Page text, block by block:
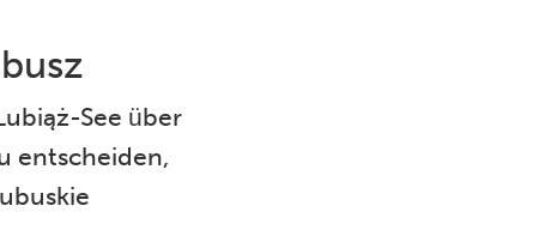
See über
entscheiden,